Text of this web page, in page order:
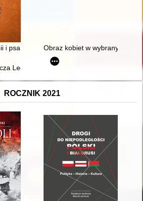
i psa wściekłego" : receptury na
Obraz kobiet w wybranych
Legia Kobiet : kobiety wobec inwazji
ROCZNIK 2021